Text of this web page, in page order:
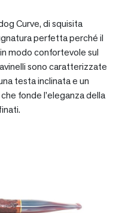
Curve, di squisita
perfetta perché il
modo confortevole sul
sono caratterizzate
testa inclinata e un
fonde l’eleganza della